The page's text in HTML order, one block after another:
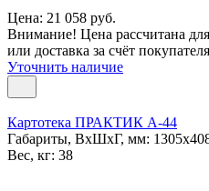
Цена: 21 058 руб.
Внимание! Цена рассчитана
или доставка за счёт покупателя
Уточнить наличие
Картотека ПРАКТИК А-44
Габариты, ВxШxГ, мм:
Вес, кг: 38